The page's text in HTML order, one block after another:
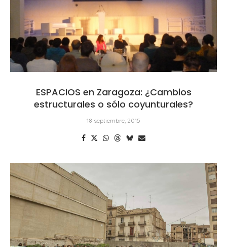
ESPACIOS en Zaragoza: ¿Cambios
estructurales o sólo coyunturales?
18 septiembre, 2015